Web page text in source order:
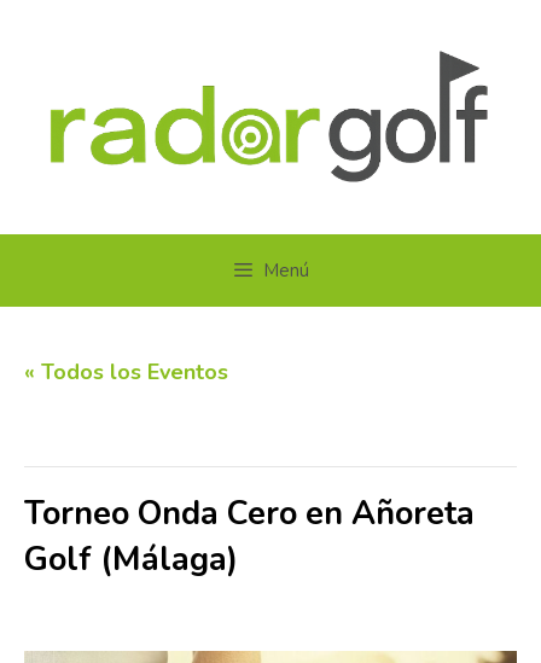
Menú
« Todos los Eventos
Torneo Onda Cero en Añoreta
Golf (Málaga)